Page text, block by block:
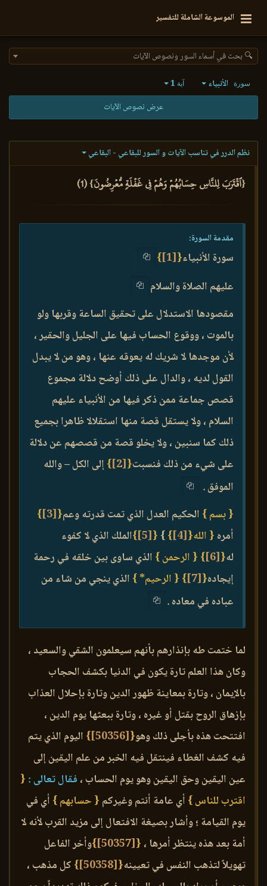
الموسوعة الشاملة للتفسير
🔍 بحث في أسماء السور ونصوص الآيات
سورة الأنبياء آية 1
عرض نصوص الآيات
نظم الدرر في تناسب الآيات و السور للبقاعي - البقاعي
{ٱقۡتَرَبَ لِلنَّاسِ حِسَابُهُمۡ وَهُمۡ فِي غَفۡلَةٖ مُّعۡرِضُونَ} (1)
مقدمة السورة:
سورة الأنبياء{
[1]
}
عليهم الصلاة والسلام
مقصودها الاستدلال على تحقيق الساعة وقربها ولو
بالموت ، ووقوع الحساب فيها على الجليل والحقير ،
لأن موجدها لا شريك له يعوقه عنها ، وهو من لا يبدل
القول لديه ، والدال على ذلك أوضح دلالة مجموع
قصص جماعة ممن ذكر فيها من الأنبياء عليهم
السلام ، ولا يستقل قصة منها استقلالا ظاهرا بجميع
ذلك كما سنبين ، ولا يخلو قصة من قصصهم عن دلالة
على شيء من ذلك فنسبت{
[2]
}إلى الكل – والله
الموفق .
{ بسم } الحكيم العدل الذي تمت قدرته وعم{
[3]
}
أمره { الله{[4]
}
}
{
[5]
}الملك الذي لا كفوء
له{
[6]
} { الرحمن } الذي ساوى بين خلقه في رحمة
إيجاده{
[7]
} { الرحيم* } الذي ينجي من شاء من
عباده في معاده .
لما ختمت طه بإنذارهم بأنهم سيعلمون الشقي والسعيد ،
وكان هذا العلم تارة يكون في الدنيا بكشف الحجاب
بالإيمان ، وتارة بمعاينة ظهور الدين وتارة بإحلال العذاب
بإزهاق الروح بقتل أو غيره ، وتارة ببعثها يوم الدين ،
افتتحت هذه بأجلى ذلك وهو{
[50356]
} اليوم الذي يتم
فيه كشف الغطاء فينتقل فيه الخبر من علم اليقين إلى
عين اليقين وحق اليقين وهو يوم الحساب ، فقال تعالى : {
اقترب للناس } أي عامة أنتم وغيركم { حسابهم } أي في
يوم القيامة ؛ وأشار بصيغة الافتعال إلى مزيد القرب لأنه لا
أمة بعد هذه ينتظر أمرها ، {
[50357]
}وأخر الفاعل
تهويلاً لتذهب النفس في تعيينه{
[50358]
} كل مذهب ،